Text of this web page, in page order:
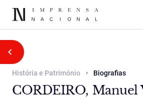
História e Património Biografias
CORDEIRO, Manuel